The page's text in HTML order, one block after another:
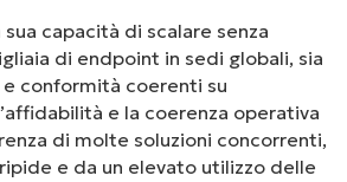
capacità di scalare senza
di endpoint in sedi globali, sia
conformità coerenti su
e la coerenza operativa
di molte soluzioni concorrenti,
e da un elevato utilizzo delle